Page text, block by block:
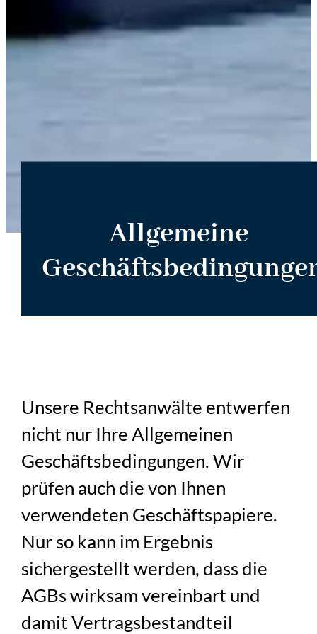
Allgemeine
Unsere Rechtsanwälte entwerfen
nicht nur Ihre Allgemeinen
Geschäftsbedingungen. Wir
prüfen auch die von Ihnen
verwendeten Geschäftspapiere.
Nur so kann im Ergebnis
sichergestellt werden, dass die
AGBs wirksam vereinbart und
damit Vertragsbestandteil